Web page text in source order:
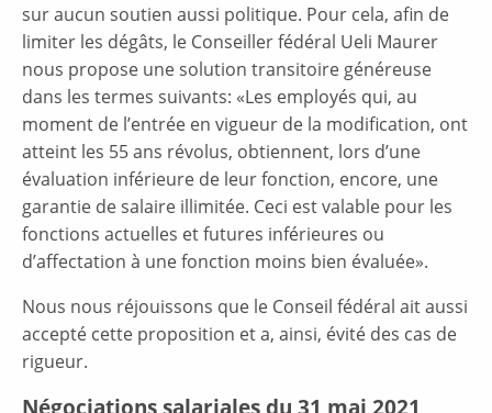
sur aucun soutien aussi politique. Pour cela, afin de
limiter les dégâts, le Conseiller fédéral Ueli Maurer
nous propose une solution transitoire généreuse
dans les termes suivants: «Les employés qui, au
moment de l’entrée en vigueur de la modification, ont
atteint les 55 ans révolus, obtiennent, lors d’une
évaluation inférieure de leur fonction, encore, une
garantie de salaire illimitée. Ceci est valable pour les
fonctions actuelles et futures inférieures ou
d’affectation à une fonction moins bien évaluée».
Nous nous réjouissons que le Conseil fédéral ait aussi
accepté cette proposition et a, ainsi, évité des cas de
rigueur.